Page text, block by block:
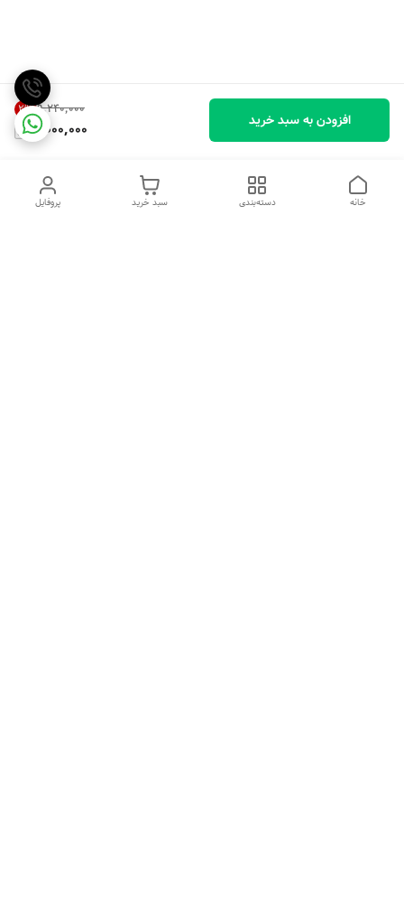
۹٬۲۴۰٬۰۰۰ 2%
9,000,000 افزودن به سبد خرید
پروفایل سبد خرید دسته‌بندی خانه